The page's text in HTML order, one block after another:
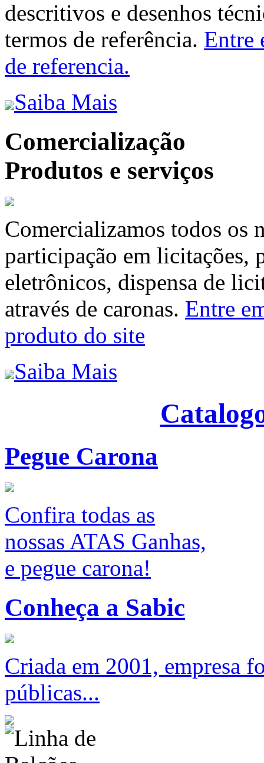
descritivos e desenhos
termos de referência. Entre
de referencia.
Saiba Mais
Comercialização
Produtos e serviços
Comercializamos todos os
participação em licitações,
eletrônicos, dispensa de
através de caronas. Entre
produto do site
Saiba Mais
Pegue Carona
Confira todas as
nossas ATAS Ganhas,
e pegue carona!
Conheça a Sabic
Criada em 2001, empresa
públicas...